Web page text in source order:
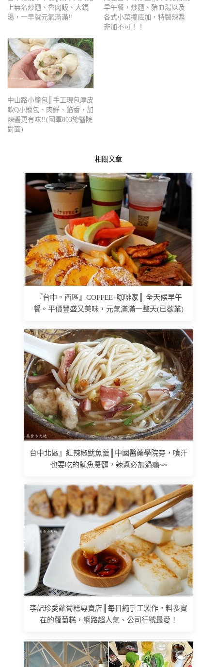
上無名炒麵、魯肉飯、大鍋
湯，一早就元氣滿滿!!
早午餐，炒麵、豬血湯以及
各式小菜攏底加，特製辣醬
非加不可！！
中山路小籠包║手工現包厚皮
軟Q小籠包、肉鮮、餡香，加
辣醬更有味!!(國軍803總醫院
對面)
相關文章
『台中。西區』COFFEE+咖啡家║ 全天候早午
餐。平價豐盛又美味，元氣滿滿一整天(已歇業)
台中北區』紅辣椒魷魚羹║中國醫藥學院旁，噴汗
也要吃的魷魚羹麵，辣醬必加過癮~~
李記珍愛蘿蔔糕專賣店║每日純手工製作，料多實
在的蘿蔔糕，網路超人氣、公司行號最愛！